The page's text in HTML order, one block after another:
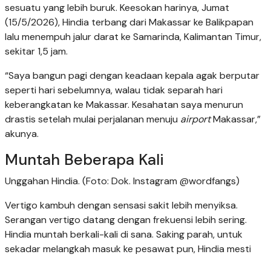
sesuatu yang lebih buruk. Keesokan harinya, Jumat
(15/5/2026), Hindia terbang dari Makassar ke Balikpapan
lalu menempuh jalur darat ke Samarinda, Kalimantan Timur,
sekitar 1,5 jam.
“Saya bangun pagi dengan keadaan kepala agak berputar
seperti hari sebelumnya, walau tidak separah hari
keberangkatan ke Makassar. Kesahatan saya menurun
drastis setelah mulai perjalanan menuju airportMakassar,”
akunya.
Muntah Beberapa Kali
Unggahan Hindia. (Foto: Dok. Instagram @wordfangs)
Vertigo kambuh dengan sensasi sakit lebih menyiksa.
Serangan vertigo datang dengan frekuensi lebih sering.
Hindia muntah berkali-kali di sana. Saking parah, untuk
sekadar melangkah masuk ke pesawat pun, Hindia mesti